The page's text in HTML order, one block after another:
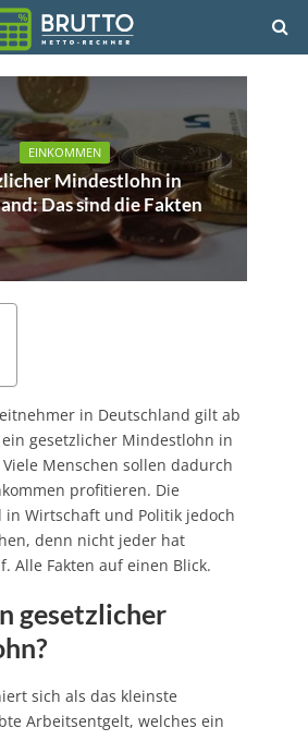
EINKOMMEN
Mindestlohn in
Das sind die Fakten
in Deutschland gilt ab
ein gesetzlicher Mindestlohn in
Viele Menschen sollen dadurch
profitieren. Die
Wirtschaft und Politik jedoch
denn nicht jeder hat
Alle Fakten auf einen Blick.
gesetzlicher
sich als das kleinste
Arbeitsentgelt, welches ein